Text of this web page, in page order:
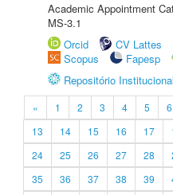
Academic Appointment
MS-3.1
Orcid
CV Lattes
Scopus
Fapesp
Repositório
« 1 2 3 4 5 6
13
14 15 16 17
24
25 26 27 28
35
36 37 38 39